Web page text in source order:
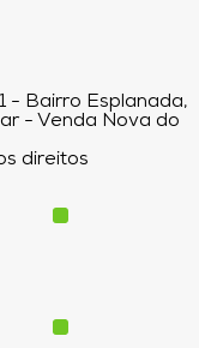
- Bairro Esplanada,
- Venda Nova do
direitos